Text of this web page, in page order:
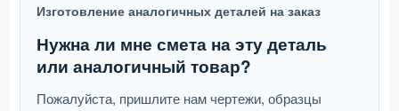
Изготовление аналогичных деталей на заказ
Нужна ли мне смета на эту деталь
или аналогичный товар?
Пожалуйста, пришлите нам чертежи, образцы